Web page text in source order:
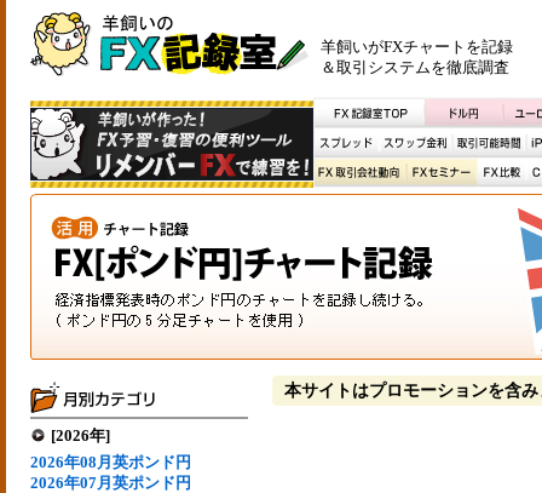
羊飼いがFXチャートを記録
＆取引システムを徹底調査
[2026年]
2026年08月英ポンド円
2026年07月英ポンド円
本サイトはプロモーションを含み